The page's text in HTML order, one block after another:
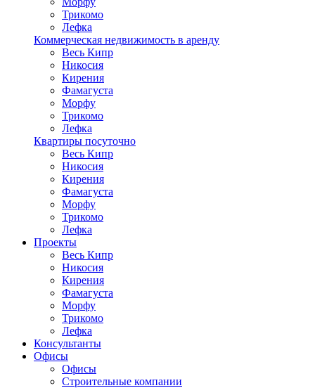
Трикомо
Лефка
Коммерческая недвижимость в аренду
Весь Кипр
Никосия
Кирения
Фамагуста
Морфу
Трикомо
Лефка
Квартиры посуточно
Весь Кипр
Никосия
Кирения
Фамагуста
Морфу
Трикомо
Лефка
Проекты
Весь Кипр
Никосия
Кирения
Фамагуста
Морфу
Трикомо
Лефка
Консультанты
Офисы
Офисы
Строительные компании